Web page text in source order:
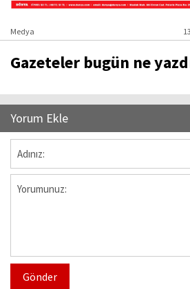
Medya
Gazeteler bugün ne
Yorum Ekle
Gönder